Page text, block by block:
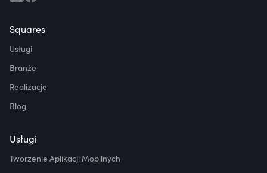
Squares
Usługi
Branże
Realizacje
Blog
Usługi
Tworzenie Aplikacji Mobilnych